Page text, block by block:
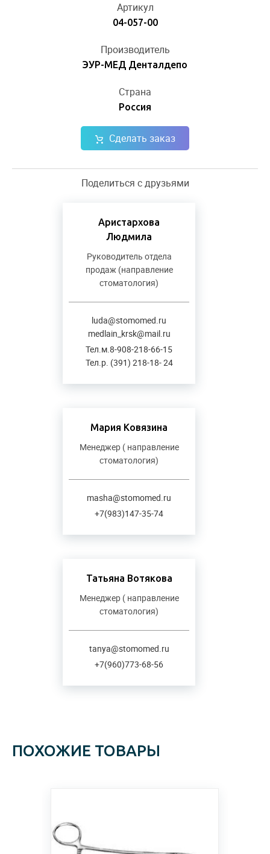
Артикул
04-057-00
Производитель
ЭУР-МЕД Денталдепо
Страна
Россия
Сделать заказ
Поделиться с друзьями
Аристархова
Людмила
Руководитель отдела
продаж (направление
стоматология)
luda@stomomed.ru
medlain_krsk@mail.ru
Тел.м.8-908-218-66-15
Тел.р. (391) 218-18- 24
Мария Ковязина
Менеджер ( направление
стоматология)
masha@stomomed.ru
+7(983)147-35-74
Татьяна Вотякова
Менеджер ( направление
стоматология)
tanya@stomomed.ru
+7(960)773-68-56
ПОХОЖИЕ ТОВАРЫ